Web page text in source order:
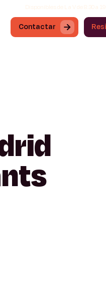
Disponibles de L a V de 8:30 a
Contactar